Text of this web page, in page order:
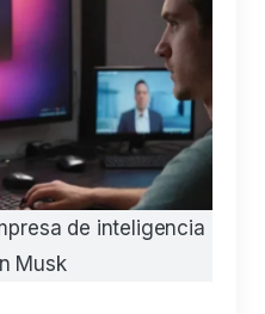
de inteligencia
Musk